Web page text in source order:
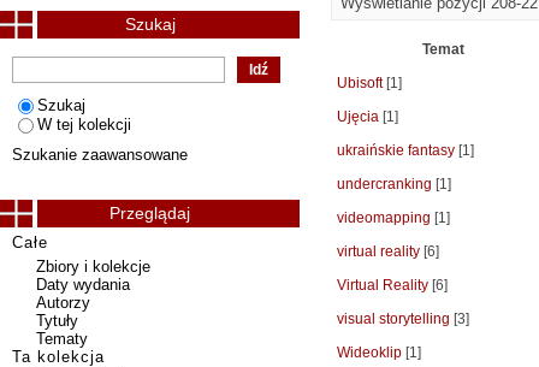
Temat
Ubisoft[1]
Ujęcia [1]
ukraińskie fantasy [1]
undercranking [1]
videomapping [1]
virtual reality [6]
Virtual Reality [6]
visual storytelling [3]
Wideoklip [1]
Szukaj
Szukaj
W tej kolekcji
Szukanie zaawansowane
Przeglądaj
Całe
Zbiory i kolekcje
Daty wydania
Autorzy
Tytuły
Tematy
Ta kolekcja